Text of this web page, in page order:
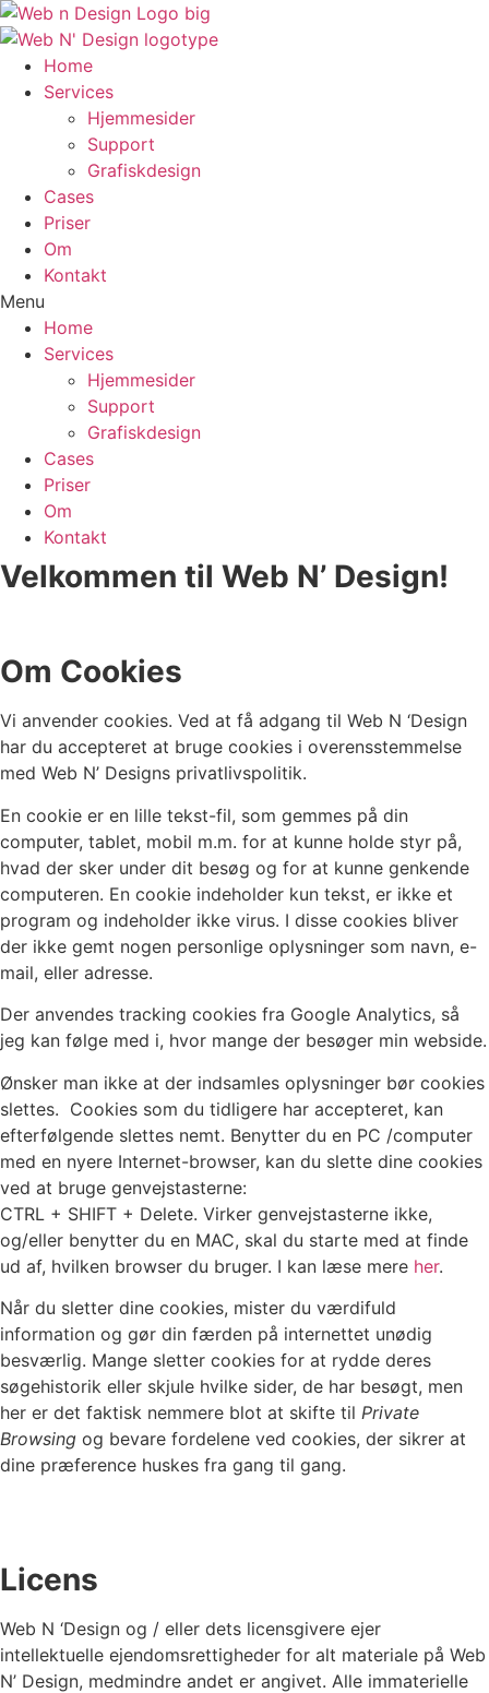
Videre
til
indholdHome
Services
Hjemmesider
Support
Grafiskdesign
Cases
Priser
Om
Kontakt
Menu
Home
Services
Hjemmesider
Support
Grafiskdesign
Cases
Priser
Om
Kontakt
Velkommen til Web N’ Design!
Om Cookies
Vi anvender cookies. Ved at få adgang til Web N ‘Design
har du accepteret at bruge cookies i overensstemmelse
med Web N’ Designs privatlivspolitik.
En cookie er en lille tekst-fil, som gemmes på din
computer, tablet, mobil m.m. for at kunne holde styr på,
hvad der sker under dit besøg og for at kunne genkende
computeren. En cookie indeholder kun tekst, er ikke et
program og indeholder ikke virus. I disse cookies bliver
der ikke gemt nogen personlige oplysninger som navn, e-
mail, eller adresse.
Der anvendes tracking cookies fra Google Analytics, så
jeg kan følge med i, hvor mange der besøger min webside.
Ønsker man ikke at der indsamles oplysninger bør cookies
slettes. Cookies som du tidligere har accepteret, kan
efterfølgende slettes nemt. Benytter du en PC /computer
med en nyere Internet-browser, kan du slette dine cookies
ved at bruge genvejstasterne:
CTRL + SHIFT + Delete. Virker genvejstasterne ikke,
og/eller benytter du en MAC, skal du starte med at finde
ud af, hvilken browser du bruger. I kan læse mere her.
Når du sletter dine cookies, mister du værdifuld
information og gør din færden på internettet unødig
besværlig. Mange sletter cookies for at rydde deres
søgehistorik eller skjule hvilke sider, de har besøgt, men
her er det faktisk nemmere blot at skifte til Private
Browsing og bevare fordelene ved cookies, der sikrer at
dine præference huskes fra gang til gang.
Licens
Web N ‘Design og / eller dets licensgivere ejer
intellektuelle ejendomsrettigheder for alt materiale på Web
N’ Design, medmindre andet er angivet. Alle immaterielle